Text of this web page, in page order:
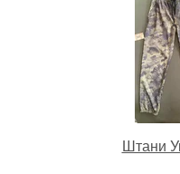
Штани